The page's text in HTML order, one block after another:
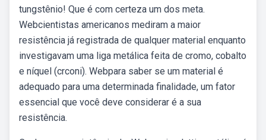
tungstênio! Que é com certeza um dos meta.
Webcientistas americanos mediram a maior
resistência já registrada de qualquer material enquanto
investigavam uma liga metálica feita de cromo, cobalto
e níquel (crconi). Webpara saber se um material é
adequado para uma determinada finalidade, um fator
essencial que você deve considerar é a sua
resistência.